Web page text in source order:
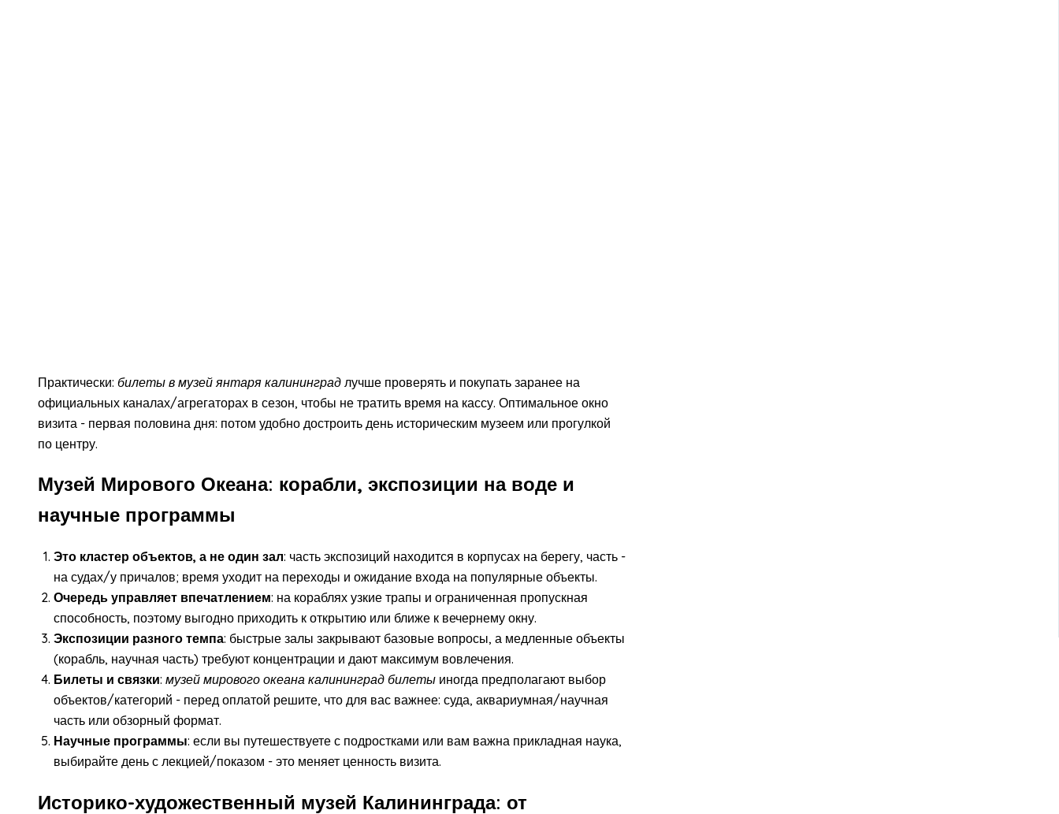
Практически: билеты в музей янтаря калининград лучше проверять и покупать заранее на
официальных каналах/агрегаторах в сезон, чтобы не тратить время на кассу. Оптимальное окно
визита - первая половина дня: потом удобно достроить день историческим музеем или прогулкой
по центру.
Музей Мирового Океана: корабли, экспозиции на воде и
научные программы
Это кластер объектов, а не один зал: часть экспозиций находится в корпусах на берегу, часть -
на судах/у причалов; время уходит на переходы и ожидание входа на популярные объекты.
Очередь управляет впечатлением: на кораблях узкие трапы и ограниченная пропускная
способность, поэтому выгодно приходить к открытию или ближе к вечернему окну.
Экспозиции разного темпа: быстрые залы закрывают базовые вопросы, а медленные объекты
(корабль, научная часть) требуют концентрации и дают максимум вовлечения.
Билеты и связки: музей мирового океана калининград билеты иногда предполагают выбор
объектов/категорий - перед оплатой решите, что для вас важнее: суда, аквариумная/научная
часть или обзорный формат.
Научные программы: если вы путешествуете с подростками или вам важна прикладная наука,
выбирайте день с лекцией/показом - это меняет ценность визита.
Историко-художественный музей Калининграда: от